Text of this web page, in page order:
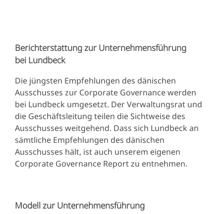
Corporate Governance Report 2019
Berichterstattung zur Unternehmensführung
bei Lundbeck
Die jüngsten Empfehlungen des dänischen
Ausschusses zur Corporate Governance werden
bei Lundbeck umgesetzt. Der Verwaltungsrat und
die Geschäftsleitung teilen die Sichtweise des
Ausschusses weitgehend. Dass sich Lundbeck an
sämtliche Empfehlungen des dänischen
Ausschusses hält, ist auch unserem eigenen
Corporate Governance Report zu entnehmen.
Modell zur Unternehmensführung